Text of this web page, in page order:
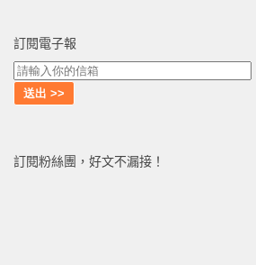
訂閱電子報
訂閱粉絲團，好文不漏接！